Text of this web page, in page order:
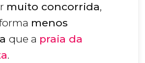
muito concorrida,
menos
que a praia da
.